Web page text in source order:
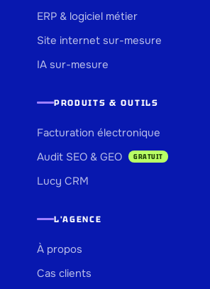
ERP & logiciel métier
Site internet sur-mesure
IA sur-mesure
PRODUITS & OUTILS
Facturation électronique
Audit SEO & GEO
GRATUIT
Lucy CRM
L'AGENCE
À propos
Cas clients